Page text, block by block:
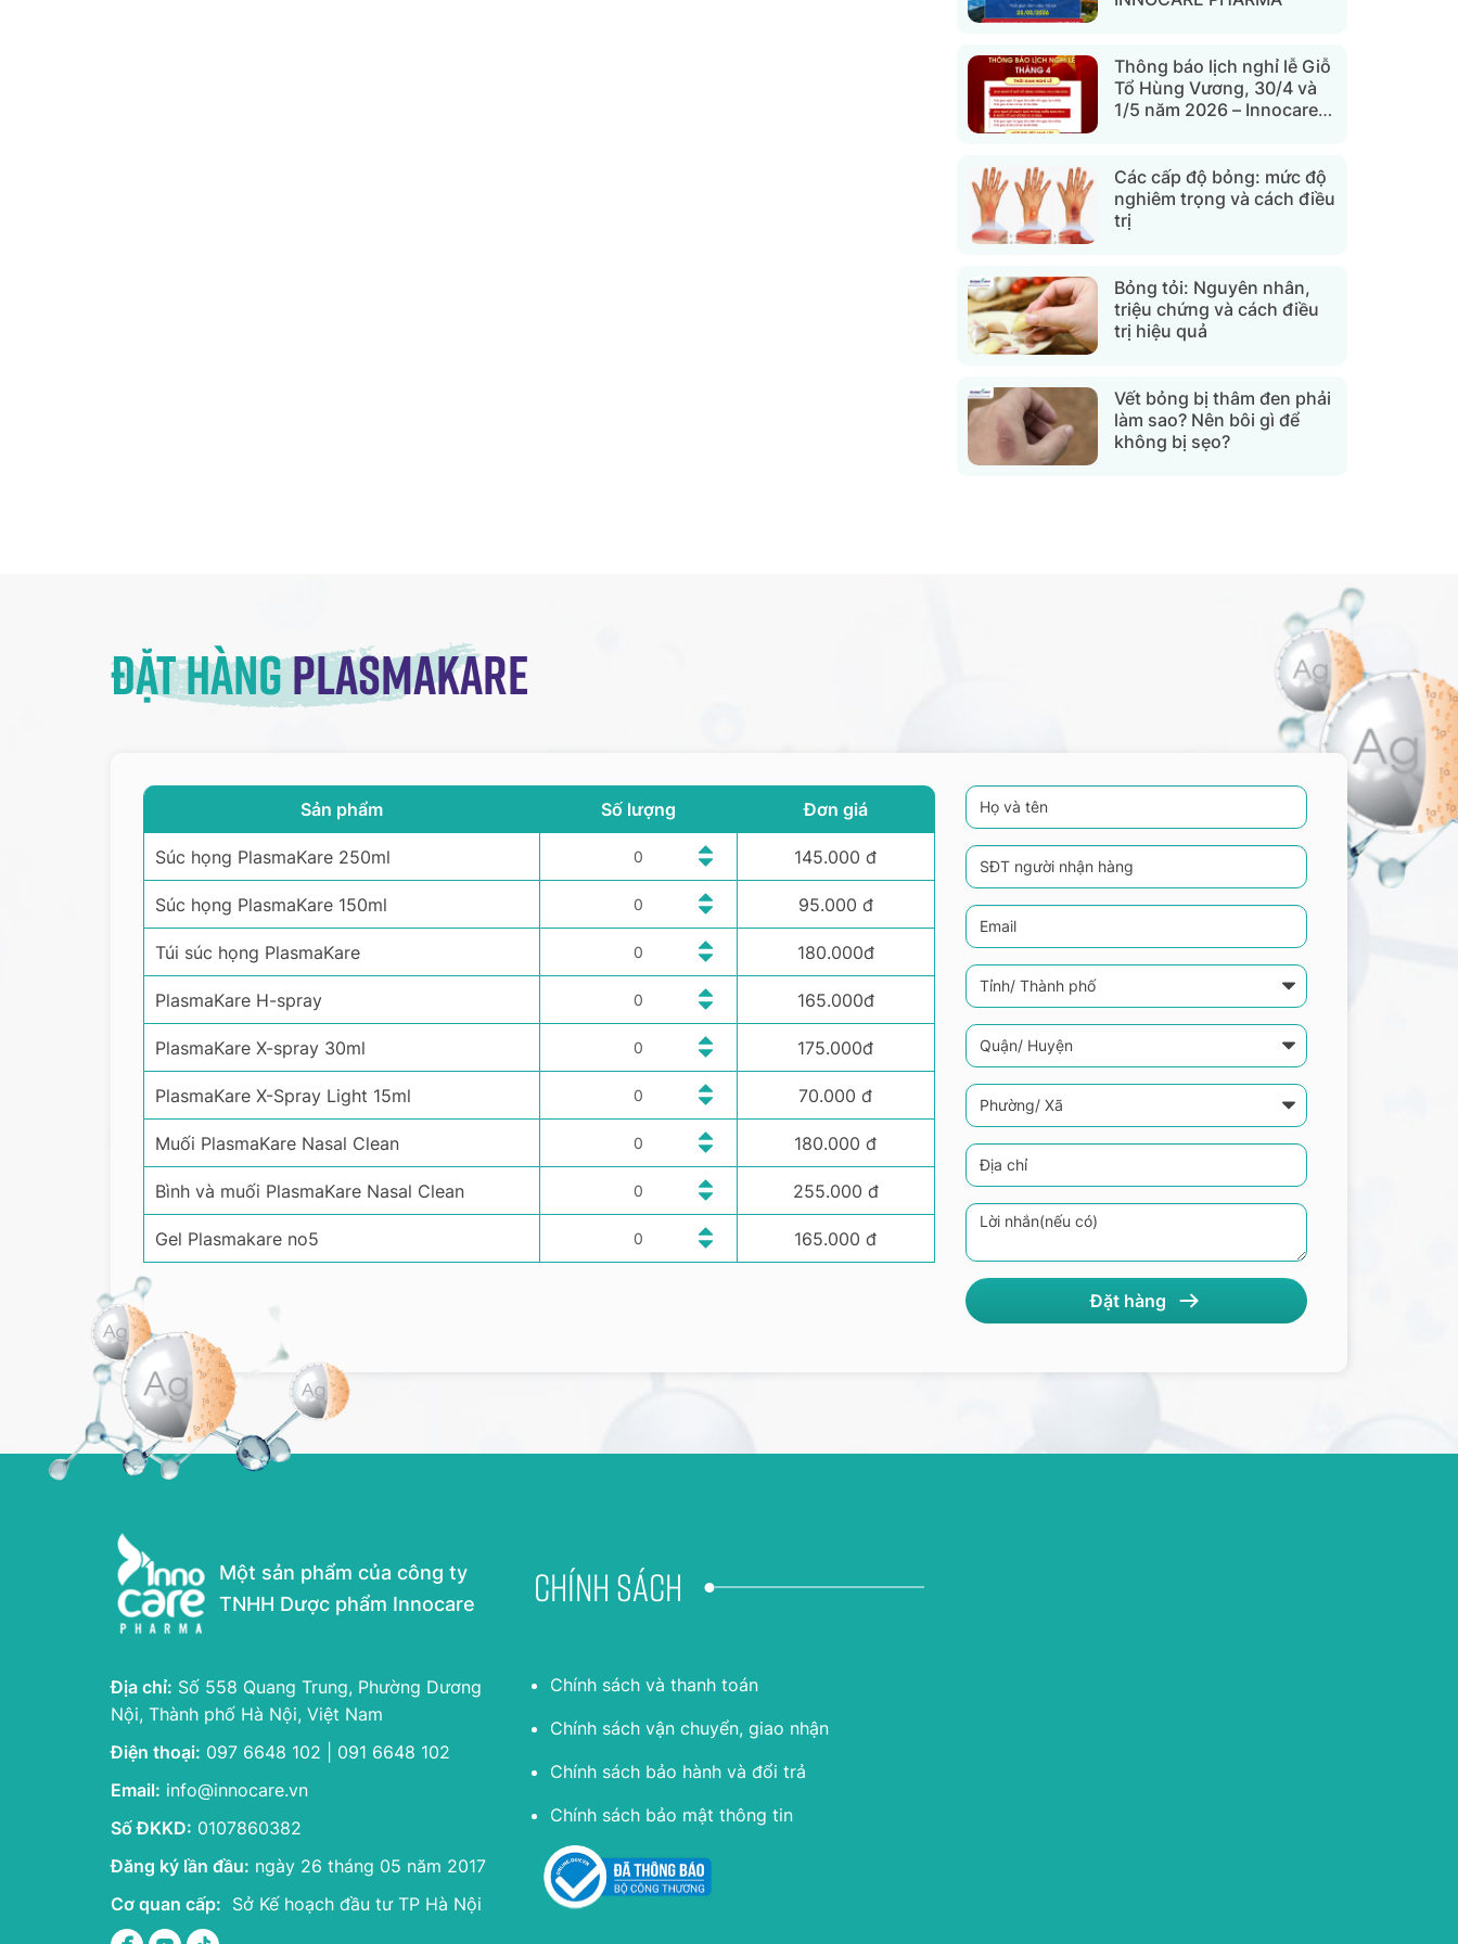
Thông báo lịch nghỉ lễ Giỗ
Tổ Hùng Vương, 30/4 và
1/5 năm 2026 – Innocare
Các cấp độ bỏng: mức độ
nghiêm trọng và cách điều
trị
Bỏng tỏi: Nguyên nhân,
triệu chứng và cách điều
trị hiệu quả
Vết bỏng bị thâm đen phải
làm sao? Nên bôi gì để
không bị sẹo?
Đặt hàngPlasmakare
Sản phẩm
Súc họng PlasmaKare 250ml
Súc họng PlasmaKare 150ml
Túi súc họng PlasmaKare
PlasmaKare H-spray
PlasmaKare X-spray 30ml
PlasmaKare X-Spray Light 15ml
Muối PlasmaKare Nasal Clean
Bình và muối PlasmaKare Nasal Clean
Gel Plasmakare no5
Số lượng Đơn giá
145.000 đ
95.000 đ
180.000đ
165.000đ
175.000đ
70.000 đ
180.000 đ
255.000 đ
165.000 đ
Một sản phẩm của công ty
TNHH Dược phẩm Innocare
Địa chỉ: Số 558 Quang Trung, Phường Dương
Nội, Thành phố Hà Nội, Việt Nam
Điện thoại: 097 6648 102 | 091 6648 102
Email: info@innocare.vn
Số ĐKKD: 0107860382
Đăng ký lần đầu: ngày 26 tháng 05 năm 2017
Cơ quan cấp: Sở Kế hoạch đầu tư TP Hà Nội
Chính sách
Chính sách và thanh toán
Chính sách vận chuyển, giao nhận
Chính sách bảo hành và đổi trả
Chính sách bảo mật thông tin